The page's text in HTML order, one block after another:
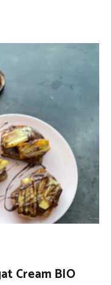
Cream BIO